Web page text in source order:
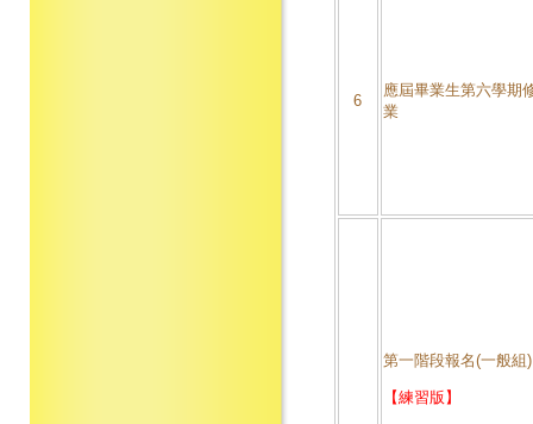
6
應屆畢業生第六學期
業
第一階段報名(一般組)
【練習版】